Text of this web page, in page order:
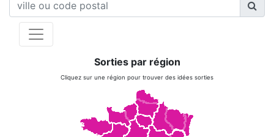
Sorties par région
Cliquez sur une région pour trouver des idées sorties